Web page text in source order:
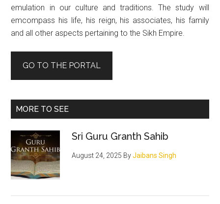
emulation in our culture and traditions. The study will
emcompass his life, his reign, his associates, his family
and all other aspects pertaining to the Sikh Empire.
GO TO THE PORTAL
MORE TO SEE
Sri Guru Granth Sahib
August 24, 2025 ByJaibans Singh